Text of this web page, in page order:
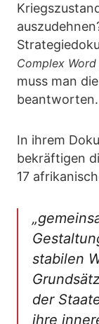
Complex
muss man
beantworten.
In ihrem
bekräftigen
17
stabilen
der
ihre